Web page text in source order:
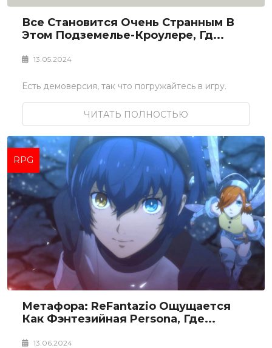
Все Становится Очень Странным В
Этом Подземелье-Кроулере, Гд...
13.05.2024
Есть демоверсия, так что погружайтесь в игру.
ЧИТАТЬ ПОЛНОСТЬЮ
RPG
Метафора: ReFantazio Ощущается
Как Фэнтезийная Persona, Где...
13.06.2024